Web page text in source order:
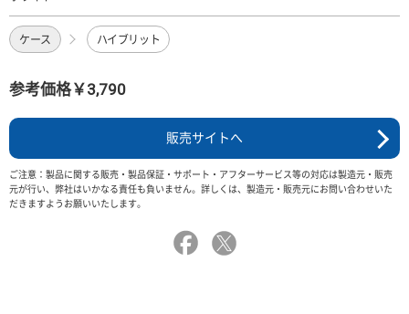
ケース ハイブリット
参考価格￥3,790
販売サイトへ
ご注意：製品に関する販売・製品保証・サポート・アフターサービス等の対応は製造元・販売
元が行い、弊社はいかなる責任も負いません。詳しくは、製造元・販売元にお問い合わせいた
だきますようお願いいたします。